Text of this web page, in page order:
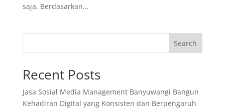
saja. Berdasarkan...
Search
Recent Posts
Jasa Sosial Media Management Banyuwangi Bangun
Kehadiran Digital yang Konsisten dan Berpengaruh